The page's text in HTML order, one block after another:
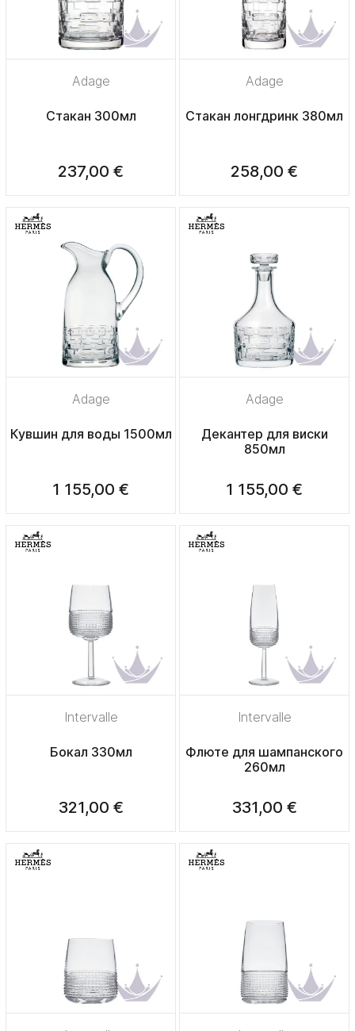
Adage
Стакан 300мл
237,00 €
Adage
Стакан лонгдринк 380мл
258,00 €
Adage
Кувшин для воды 1500мл
1 155,00 €
Adage
Декантер для виски
850мл
1 155,00 €
Intervalle
Бокал 330мл
321,00 €
Intervalle
Флюте для шампанского
260мл
331,00 €